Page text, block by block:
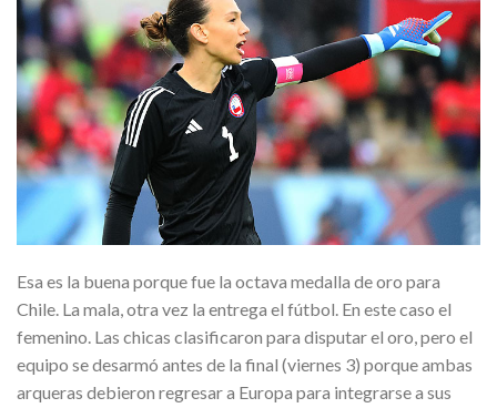
Esa es la buena porque fue la octava medalla de oro para
Chile. La mala, otra vez la entrega el fútbol. En este caso el
femenino. Las chicas clasificaron para disputar el oro, pero el
equipo se desarmó antes de la final (viernes 3) porque ambas
arqueras debieron regresar a Europa para integrarse a sus